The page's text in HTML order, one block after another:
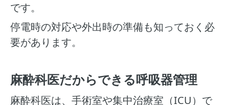
です。
停電時の対応や外出時の準備も知っておく必
要があります。
麻酔科医だからできる呼吸器管理
麻酔科医は、手術室や集中治療室（ICU）で